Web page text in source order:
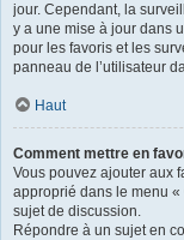
jour. Cependant, la
y a une mise à jour dans
pour les favoris et les
panneau de l’utilisateur
Haut
Comment mettre en
Vous pouvez ajouter aux
approprié dans le menu
sujet de discussion.
Répondre à un sujet en